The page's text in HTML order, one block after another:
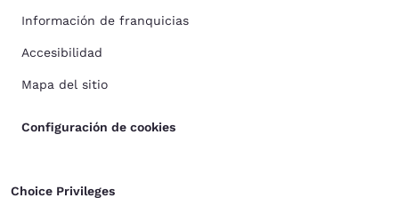
Información de franquicias
Accesibilidad
Mapa del sitio
Configuración de cookies
Choice Privileges